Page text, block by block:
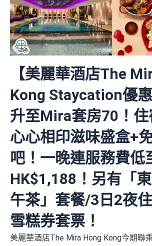
【美麗華酒店The
Kong Staycation優
升至Mira套房70！住
心心相印滋味盛盒+
吧！一晚連服務費低
HK$1,188！另有「
午茶」套餐/3日2夜
雪糕券套票！
美麗華酒店The Mira Hong Kong今期聯